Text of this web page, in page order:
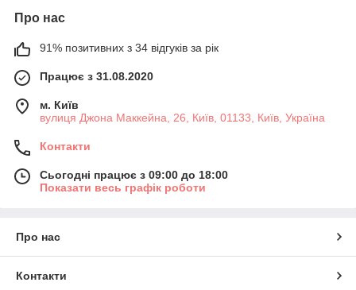
Про нас
91% позитивних з 34 відгуків за рік
Працює з 31.08.2020
м. Київ
вулиця Джона Маккейна, 26, Київ, 01133, Київ, Україна
Контакти
Сьогодні працює з 09:00 до 18:00
Показати весь графік роботи
Про нас
Контакти